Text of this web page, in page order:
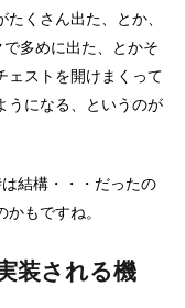
くさん出た、とか、
多めに出た、とかそ
ェストを開けまくって
うになる、というのが
結構・・・だったの
もですね。
装される機